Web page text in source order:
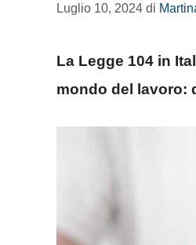
Luglio 10, 2024 di
La Legge 104 in
mondo del lavoro: